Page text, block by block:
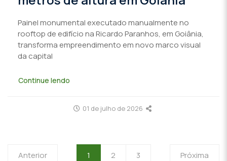
Painel monumental executado manualmente no
rooftop de edifício na Ricardo Paranhos, em Goiânia,
transforma empreendimento em novo marco visual
da capital
Continue lendo
01 de julho de 2026
Anterior 1 2 3 Próxima